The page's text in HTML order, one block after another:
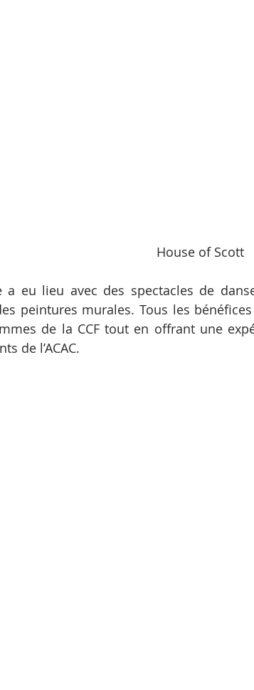
House of Scott
a eu lieu avec des spectacles de
peintures murales. Tous les
de la CCF tout en offrant une
de l’ACAC.